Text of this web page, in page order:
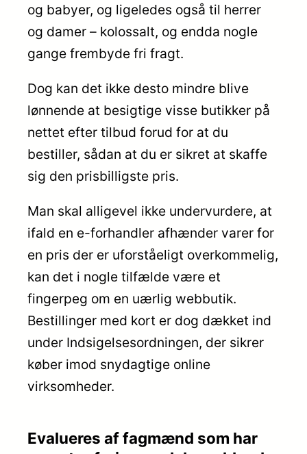
og babyer, og ligeledes også til herrer
og damer – kolossalt, og endda nogle
gange frembyde fri fragt.
Dog kan det ikke desto mindre blive
lønnende at besigtige visse butikker på
nettet efter tilbud forud for at du
bestiller, sådan at du er sikret at skaffe
sig den prisbilligste pris.
Man skal alligevel ikke undervurdere, at
ifald en e-forhandler afhænder varer for
en pris der er uforståeligt overkommelig,
kan det i nogle tilfælde være et
fingerpeg om en uærlig webbutik.
Bestillinger med kort er dog dækket ind
under Indsigelsesordningen, der sikrer
køber imod snydagtige online
virksomheder.
Evalueres af fagmænd som har